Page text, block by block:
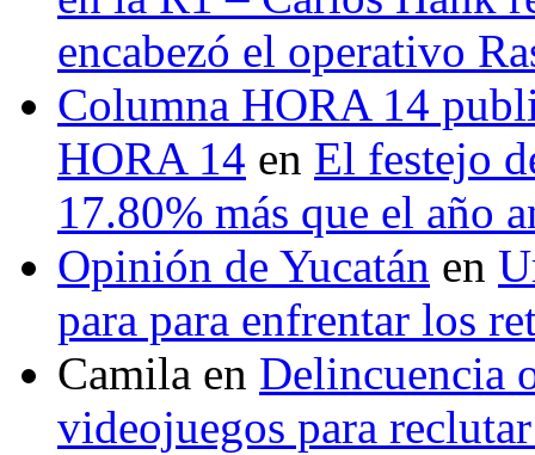
encabezó el operativo
Columna HORA 14
HORA 14 en El festejo
17.80% más que el año
Opinión de Yucatán en
para para enfrentar los
Camila en Delincuencia
videojuegos para